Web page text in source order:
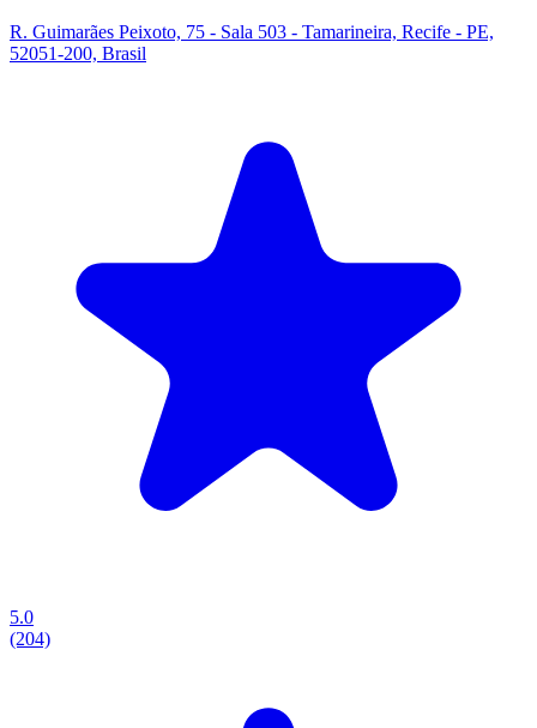
R. Guimarães Peixoto, 75 - Sala 503 - Tamarineira, Recife - PE,
52051-200, Brasil
5.0
(204)